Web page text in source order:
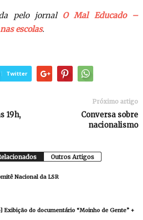
pelo jornal O Mal Educado –
escolas.
Twitter
19h,
Próximo artigo
Conversa sobre
nacionalismo
Outros Artigos
Nacional da LSR
Exibição do documentário “Moinho de Gente” +